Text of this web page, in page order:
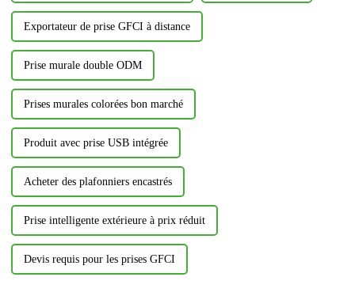
Exportateur de prise GFCI à distance
Prise murale double ODM
Prises murales colorées bon marché
Produit avec prise USB intégrée
Acheter des plafonniers encastrés
Prise intelligente extérieure à prix réduit
Devis requis pour les prises GFCI